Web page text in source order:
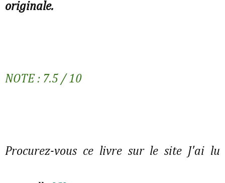
originale.
NOTE : 7.5 / 10
Procurez-vous ce livre sur le site J'ai lu